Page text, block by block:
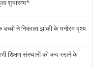
शुभारम्भ*
ने निकाला झांकी के मनोरम दृश्य
शिक्षण संस्थानों को बन्द रखने के